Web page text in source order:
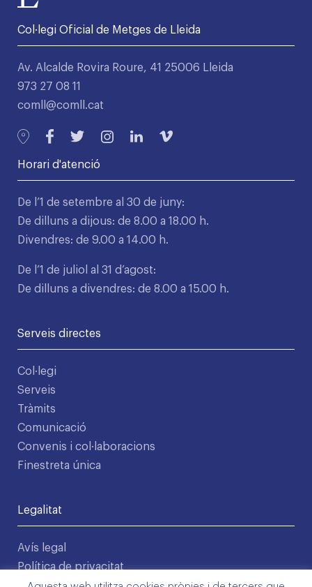
Col·legi Oficial de Metges de Lleida
Av. Alcalde Rovira Roure, 41 25006 Lleida
973 27 08 11
comll@comll.cat
Horari d'atenció
De l’1 de setembre al 30 de juny:
De dilluns a dijous: de 8.00 a 18.00 h.
Divendres: de 9.00 a 14.00 h.
De l’1 de juliol al 31 d’agost:
De dilluns a divendres: de 8.00 a 15.00 h.
Serveis directes
Col·legi
Serveis
Tràmits
Comunicació
Convenis i col·laboracions
Finestreta única
Legalitat
Avís legal
Política de privacitat